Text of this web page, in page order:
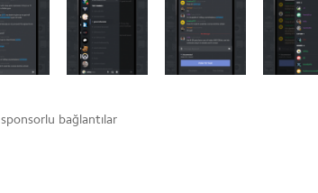
sponsorlu bağlantılar